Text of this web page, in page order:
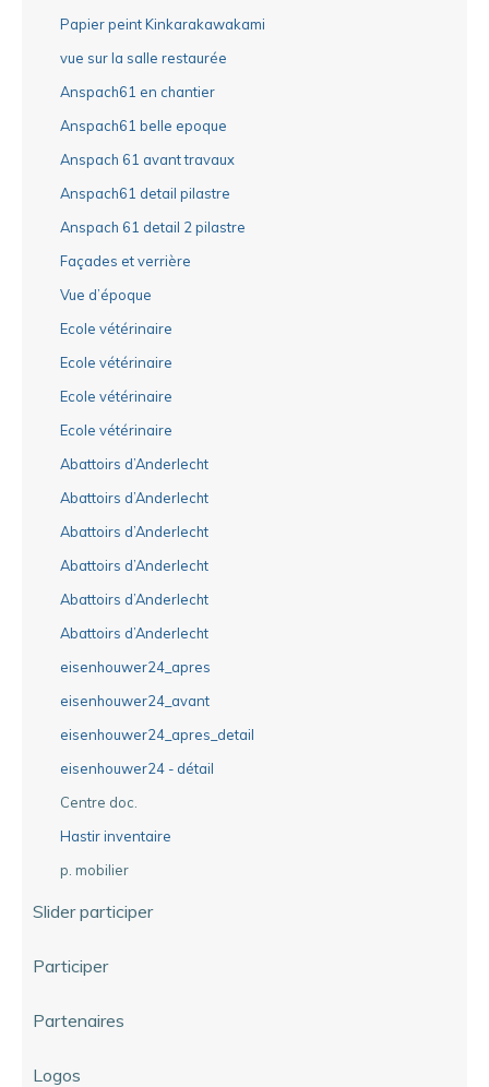
Papier peint Kinkarakawakami
vue sur la salle restaurée
Anspach61 en chantier
Anspach61 belle epoque
Anspach 61 avant travaux
Anspach61 detail pilastre
Anspach 61 detail 2 pilastre
Façades et verrière
Vue d’époque
Ecole vétérinaire
Ecole vétérinaire
Ecole vétérinaire
Ecole vétérinaire
Abattoirs d’Anderlecht
Abattoirs d’Anderlecht
Abattoirs d’Anderlecht
Abattoirs d’Anderlecht
Abattoirs d’Anderlecht
Abattoirs d’Anderlecht
eisenhouwer24_apres
eisenhouwer24_avant
eisenhouwer24_apres_detail
eisenhouwer24 - détail
Centre doc.
Hastir inventaire
p. mobilier
Slider participer
Participer
Partenaires
Logos